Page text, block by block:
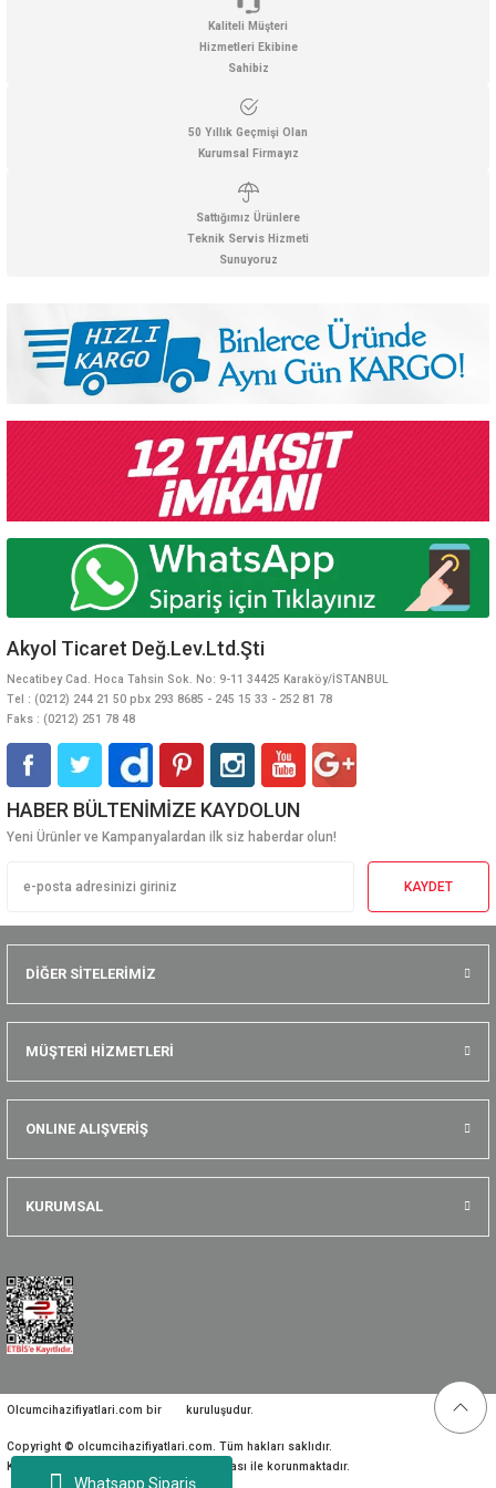
Whatsapp Sipariş
Kaliteli Müşteri
Hizmetleri Ekibine
Sahibiz
50 Yıllık Geçmişi Olan
Kurumsal Firmayız
Sattığımız Ürünlere
Teknik Servis Hizmeti
Sunuyoruz
Akyol Ticaret Değ.Lev.Ltd.Şti
Necatibey Cad. Hoca Tahsin Sok. No: 9-11 34425 Karaköy/İSTANBUL
Tel : (0212) 244 21 50 pbx 293 8685 - 245 15 33 - 252 81 78
Faks : (0212) 251 78 48
HABER BÜLTENİMİZE KAYDOLUN
Yeni Ürünler ve Kampanyalardan ilk siz haberdar olun!
KAYDET
DİĞER SİTELERİMİZ
MÜŞTERİ HİZMETLERİ
ONLINE ALIŞVERİŞ
KURUMSAL
Olcumcihazifiyatlari.com bir kuruluşudur.
Copyright © olcumcihazifiyatlari.com. Tüm hakları saklıdır.
Kredi kartı bilgileriniz 256bit SSL sertifikası ile korunmaktadır.